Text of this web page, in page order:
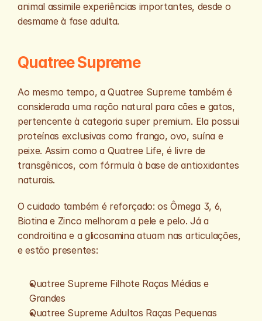
animal assimile experiências importantes, desde o
desmame à fase adulta.
Quatree Supreme
Ao mesmo tempo, a Quatree Supreme também é
considerada uma ração natural para cães e gatos,
pertencente à categoria super premium. Ela possui
proteínas exclusivas como frango, ovo, suína e
peixe. Assim como a Quatree Life, é livre de
transgênicos, com fórmula à base de antioxidantes
naturais.
O cuidado também é reforçado: os Ômega 3, 6,
Biotina e Zinco melhoram a pele e pelo. Já a
condroitina e a glicosamina atuam nas articulações,
e estão presentes:
Quatree Supreme Filhote Raças Médias e
Grandes
Quatree Supreme Adultos Raças Pequenas